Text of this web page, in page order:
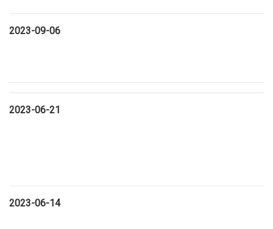
2023-09-06
2023-06-21
2023-06-14